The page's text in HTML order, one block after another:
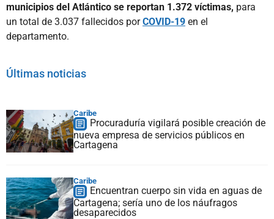
municipios del Atlántico se reportan 1.372 víctimas, para
un total de 3.037 fallecidos porCOVID-19 en el
departamento.
Últimas noticias
Caribe
Procuraduría vigilará posible creación de
nueva empresa de servicios públicos en
Cartagena
Caribe
Encuentran cuerpo sin vida en aguas de
Cartagena; sería uno de los náufragos
desaparecidos